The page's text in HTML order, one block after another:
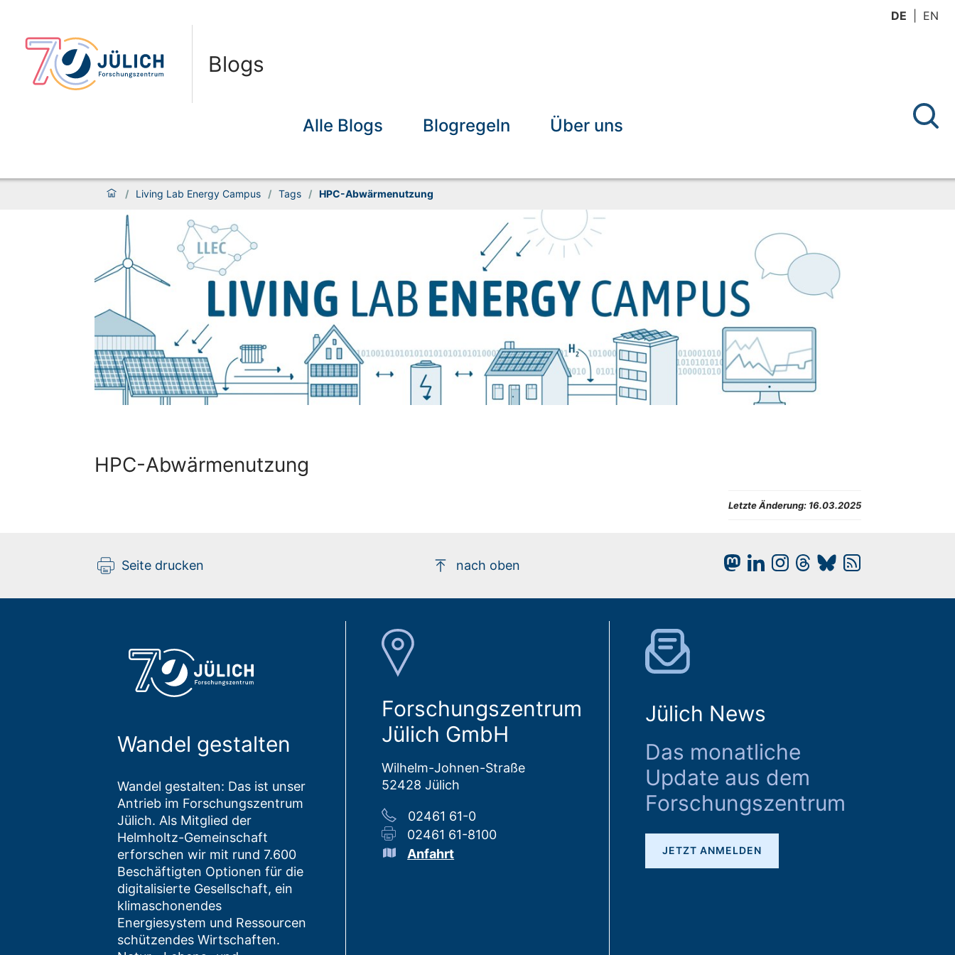
DE EN
Blogs
Alle Blogs Blogregeln Über uns
/ Living Lab Energy Campus / Tags / HPC-Abwärmenutzung
HPC-Abwärmenutzung
Letzte Änderung: 16.03.2025
Seite drucken nach oben
Wandel gestalten
Wandel gestalten: Das ist unser
Antrieb im Forschungszentrum
Jülich. Als Mitglied der
Helmholtz-Gemeinschaft
erforschen wir mit rund 7.600
Beschäftigten Optionen für die
digitalisierte Gesellschaft, ein
klimaschonendes
Energiesystem und Ressourcen
schützendes Wirtschaften.
Forschungszentrum
Jülich GmbH
Wilhelm-Johnen-Straße
52428 Jülich
02461 61-0
02461 61-8100
Anfahrt
Jülich News
Das monatliche
Update aus dem
Forschungszentrum
JETZT ANMELDEN